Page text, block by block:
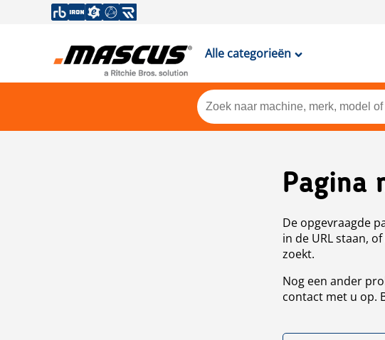
Alle categorieën
Pagina
De opgevraagde
in de URL staan,
zoekt.
Nog een ander
contact met u op.